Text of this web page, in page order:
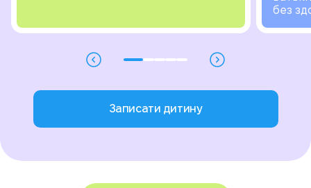
без
Записати дитину